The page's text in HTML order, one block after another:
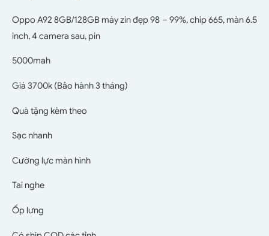
Oppo A92 8GB/128GB máy zin đẹp 98 – 99%, chip 665, màn 6.5
inch, 4 camera sau, pin
5000mah
Giá 3700k (Bảo hành 3 tháng)
Quà tặng kèm theo
Sạc nhanh
Cường lực màn hình
Tai nghe
Ốp lưng